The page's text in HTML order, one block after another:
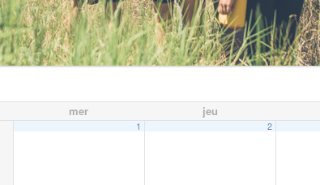
mer jeu
1 2